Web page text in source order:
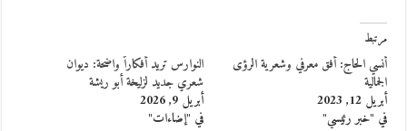
مرتبط
أنسي الحاج: أفق معرفي وشعرية الرؤى
الجمالية
أبريل 12, 2023
في "خبر رئيسي"
النوارس تريد أفكاراً واضحة: ديوان
شعري جديد لزليخة أبو ريشة
أبريل 9, 2026
في "إضاءات"